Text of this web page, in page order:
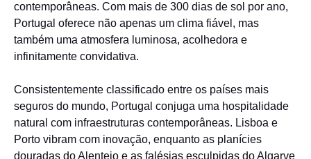
contemporâneas. Com mais de 300 dias de sol por ano,
Portugal oferece não apenas um clima fiável, mas
também uma atmosfera luminosa, acolhedora e
infinitamente convidativa.
Consistentemente classificado entre os países mais
seguros do mundo, Portugal conjuga uma hospitalidade
natural com infraestruturas contemporâneas. Lisboa e
Porto vibram com inovação, enquanto as planícies
douradas do Alentejo e as falésias esculpidas do Algarve